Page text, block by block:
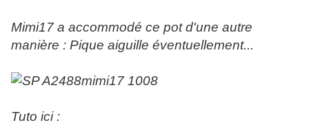
Mimi17 a accommodé ce pot d'une autre
manière : Pique aiguille éventuellement...
Tuto ici :